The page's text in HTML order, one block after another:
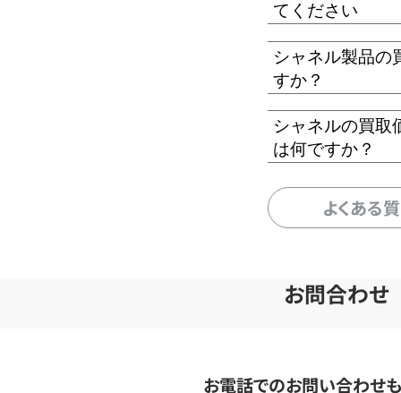
てください
シャネル製品の
すか？
シャネルの買取
は何ですか？
よくある
お問合わせ
お電話でのお問い合わせ